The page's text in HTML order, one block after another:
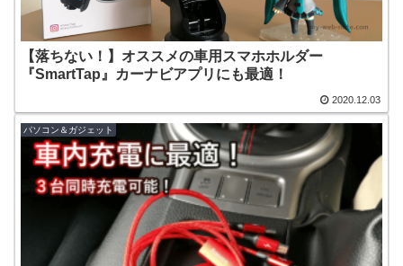
【落ちない！】オススメの車用スマホホルダー
『SmartTap』カーナビアプリにも最適！
2020.12.03
パソコン＆ガジェット